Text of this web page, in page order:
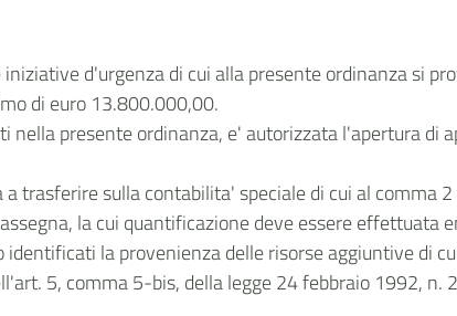
d'urgenza di cui alla presente ordinanza si
di euro 13.800.000,00.
nella presente ordinanza, e' autorizzata l'apertura di
trasferire sulla contabilita' speciale di cui al comma
la cui quantificazione deve essere effettuata
identificati la provenienza delle risorse aggiuntive di
5, comma 5-bis, della legge 24 febbraio 1992, n.